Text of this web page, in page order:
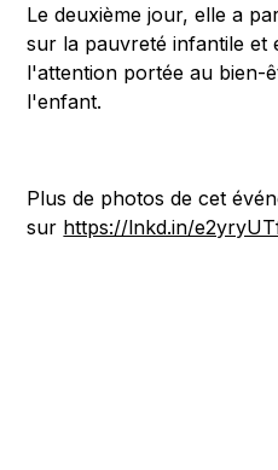
Le deuxième jour, elle a
sur la pauvreté infantile et
l'attention portée au bien-
l'enfant.
Plus de photos de cet
sur https://lnkd.in/